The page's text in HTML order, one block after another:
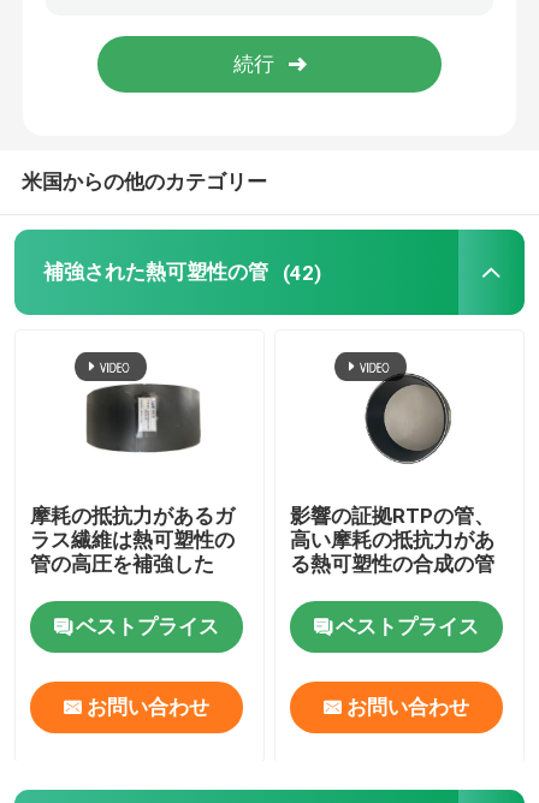
採鉱の合成の管
Aramidの合成の管
米国からの他のカテゴリー
補強された熱可塑性の管 (42)
摩耗の抵抗力があるガ
ラス繊維は熱可塑性の
管の高圧を補強した
ベストプライス
お問い合わせ
影響の証拠RTPの管、
高い摩耗の抵抗力があ
る熱可塑性の合成の管
ベストプライス
お問い合わせ